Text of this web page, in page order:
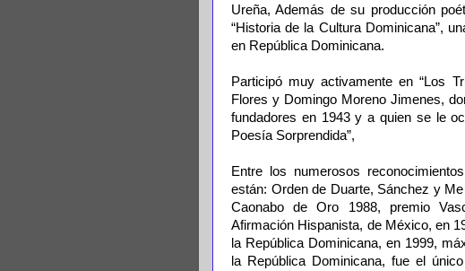
Ureña, Además de su producción
“Historia de la Cultura Dominicana”,
en República Dominicana.
Participó muy activamente en “Los
Flores y Domingo Moreno Jimenes,
fundadores en 1943 y a quien se le
Poesía Sorprendida”,
Entre los numerosos
están: Orden de Duarte, Sánchez y
Caonabo de Oro 1988, premio
Afirmación Hispanista, de México, en
la República Dominicana, en 1999,
la República Dominicana, fue el